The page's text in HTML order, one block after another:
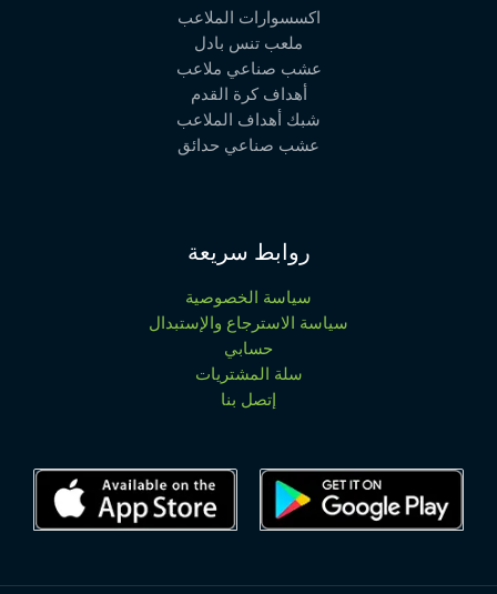
اكسسوارات الملاعب
ملعب تنس بادل
عشب صناعي ملاعب
أهداف كرة القدم
شبك أهداف الملاعب
عشب صناعي حدائق
روابط سريعة
سياسة الخصوصية
سياسة الاسترجاع والإستبدال
حسابي
سلة المشتريات
إتصل بنا